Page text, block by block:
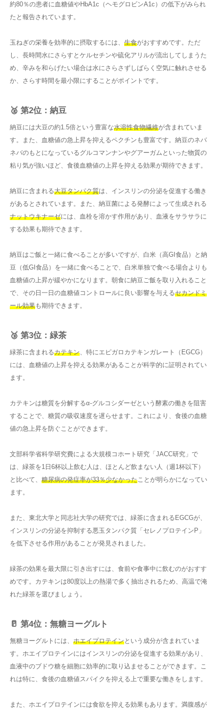
約80％の患者に血糖値やHbA1c（ヘモグロビンA1c）の低下がみられ
たと報告されています。
玉ねぎの栄養を効率的に摂取するには、 生食がおすすめです。ただ
し、長時間水にさらすとケルセチンや硫化アリルが流出してしまうた
め、辛みを和らげたい場合は水にさらさずしばらく空気に触れさせる
か、さらす時間を最小限にすることがポイントです。
🥈 第2位：納豆
納豆には大豆の約1.5倍という豊富な水溶性食物繊維が含まれていま
す。また、血糖値の急上昇を抑えるペクチンも豊富です。納豆のネバ
ネバのもとになっているグルコマンナンやグアーガムといった物質の
粘り気が強いほど、食後血糖値の上昇を抑える効果が期待できます。
納豆に含まれる大豆タンパク質は、インスリンの分泌を促進する働き
があるとされています。また、納豆菌による発酵によって生成される
ナットウキナーゼには、血栓を溶かす作用があり、血液をサラサラに
する効果も期待できます。
納豆はご飯と一緒に食べることが多いですが、白米（高GI食品）と納
豆（低GI食品）を一緒に食べることで、白米単独で食べる場合よりも
血糖値の上昇が緩やかになります。朝食に納豆ご飯を取り入れること
で、その日一日の血糖値コントロールに良い影響を与えるセカンドミ
ール効果も期待できます。
🥉 第3位：緑茶
緑茶に含まれるカテキン、特にエピガロカテキンガレート（EGCG）
には、血糖値の上昇を抑える効果があることが科学的に証明されてい
ます。
カテキンは糖質を分解するα-グルコシダーゼという酵素の働きを阻害
することで、糖質の吸収速度を遅らせます。これにより、食後の血糖
値の急上昇を防ぐことができます。
文部科学省科学研究費による大規模コホート研究「JACC研究」で
は、緑茶を1日6杯以上飲む人は、ほとんど飲まない人（週1杯以下）
と比べて、 糖尿病の発症率が33％少なかったことが明らかになってい
ます。
また、東北大学と同志社大学の研究では、緑茶に含まれるEGCGが、
インスリンの分泌を抑制する悪玉タンパク質「セレノプロテインP」
を低下させる作用があることが発見されました。
緑茶の効果を最大限に引き出すには、食前や食事中に飲むのがおすす
めです。カテキンは80度以上の熱湯で多く抽出されるため、高温で淹
れた緑茶を選びましょう。
🥛 第4位：無糖ヨーグルト
無糖ヨーグルトには、 ホエイプロテインという成分が含まれていま
す。ホエイプロテインにはインスリンの分泌を促進する効果があり、
血液中のブドウ糖を細胞に効率的に取り込ませることができます。こ
れは特に、食後の血糖値スパイクを抑える上で重要な働きをします。
また、ホエイプロテインには食欲を抑える効果もあります。満腹感が